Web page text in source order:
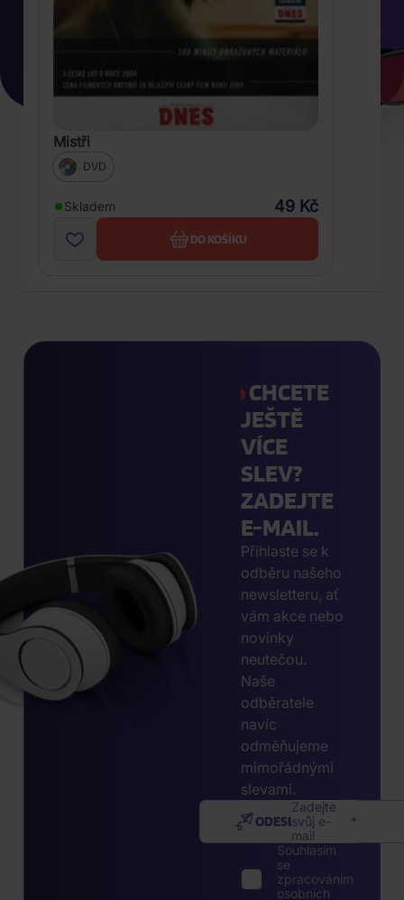
Mistři
DVD
Skladem 49 Kč
DO KOŠÍKU
CHCETE
JEŠTĚ
VÍCE
SLEV?
ZADEJTE
E-MAIL.
Přihlaste se k
odběru našeho
newsletteru, ať
vám akce nebo
novinky
neutečou.
Naše
odběratele
navíc
odměňujeme
mimořádnými
slevami.
Zadejte
svůj e-
mail
ODESLAT
Souhlasím
se
zpracováním
osobních